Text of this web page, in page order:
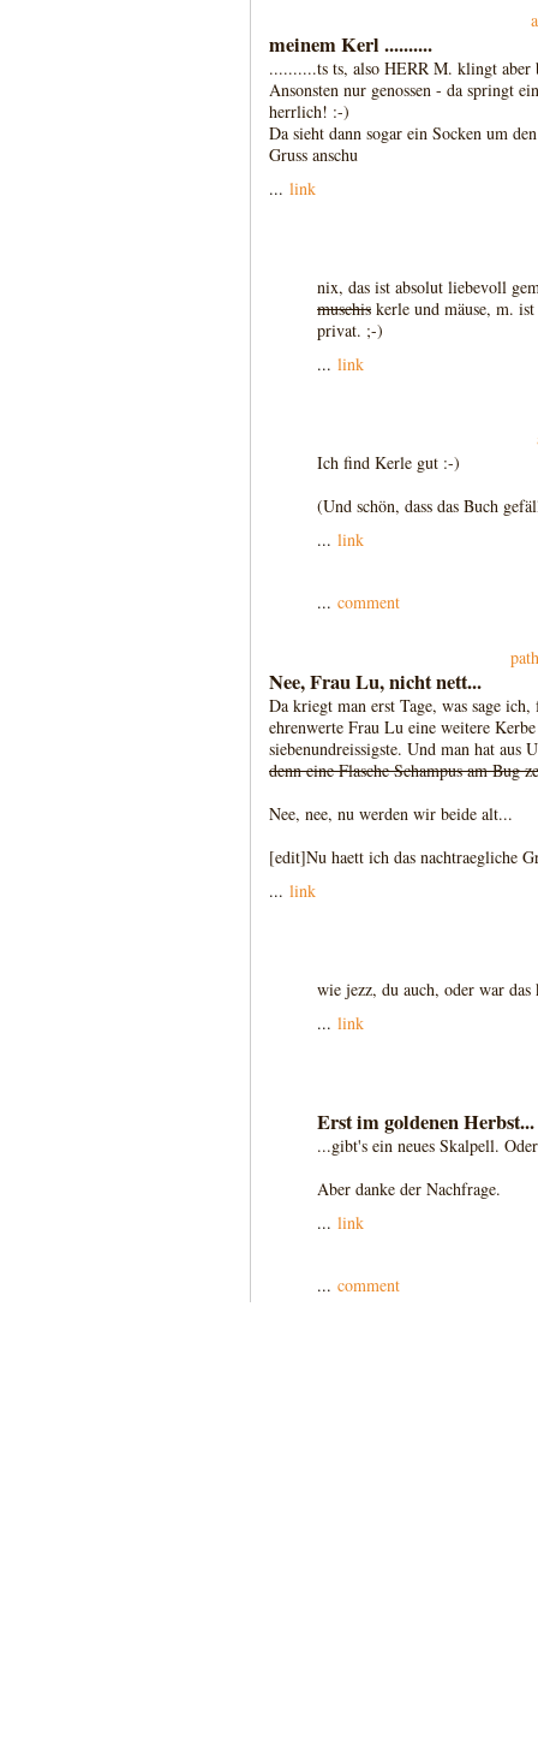
meinem Kerl ..........
..........ts ts, also HERR M. klingt
Ansonsten nur genossen - da springt
herrlich! :-)
Da sieht dann sogar ein Socken um
Gruss anschu
... link
nix, das ist absolut liebevoll
muschis kerle und mäuse, m.
privat. ;-)
... link
Ich find Kerle gut :-)
(Und schön, dass das Buch
... link
... comment
Nee, Frau Lu, nicht nett...
Da kriegt man erst Tage, was sage
ehrenwerte Frau Lu eine weitere
siebenundreissigste. Und man hat aus
denn eine Flasche Schampus am Bug
Nee, nee, nu werden wir beide alt...
[edit]Nu haett ich das nachtraegliche
... link
wie jezz, du auch, oder war
... link
Erst im goldenen Herbst...
...gibt's ein neues Skalpell.
Aber danke der Nachfrage.
... link
... comment